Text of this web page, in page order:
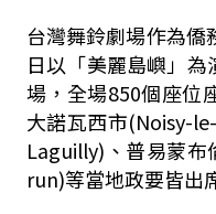
台灣舞鈴劇場作為僑
日以「美麗島嶼」
場，全場850個座位
大諾瓦西市(Noisy-
Laguilly)、普易蒙
run)等當地政要皆出